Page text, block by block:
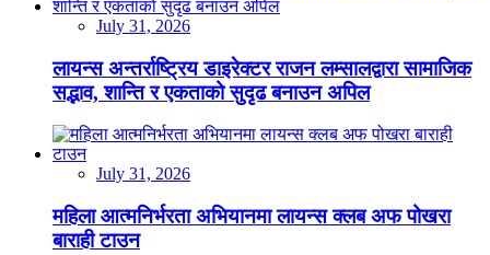
July 31, 2026
लायन्स अन्तर्राष्ट्रिय डाइरेक्टर राजन लम्सालद्वारा सामाजिक
सद्भाव, शान्ति र एकताको सुदृढ बनाउन अपिल
July 31, 2026
महिला आत्मनिर्भरता अभियानमा लायन्स क्लब अफ पोखरा
बाराही टाउन